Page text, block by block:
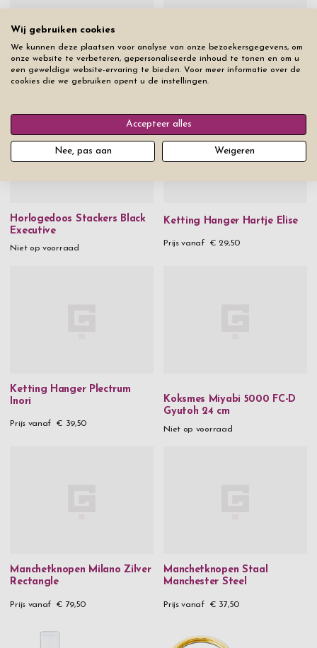
Sculpture 36 cl 4 Stuks
Prijs vanaf € 54,90
Essence 45 cl 2 stuks
Prijs vanaf € 42,50
Horlogedoos Stackers Black
Executive
Niet op voorraad
Ketting Hanger Hartje Elise
Prijs vanaf € 29,50
Ketting Hanger Plectrum
Inori
Prijs vanaf € 39,50
Koksmes Miyabi 5000 FC-D
Gyutoh 24 cm
Niet op voorraad
Manchetknopen Milano Zilver
Rectangle
Prijs vanaf € 79,50
Manchetknopen Staal
Manchester Steel
Prijs vanaf € 37,50
Wij gebruiken cookies
We kunnen deze plaatsen voor analyse van onze bezoekersgegevens, om
onze website te verbeteren, gepersonaliseerde inhoud te tonen en om u
een geweldige website-ervaring te bieden. Voor meer informatie over de
cookies die we gebruiken opent u de instellingen.
Accepteer alles
Nee, pas aan Weigeren